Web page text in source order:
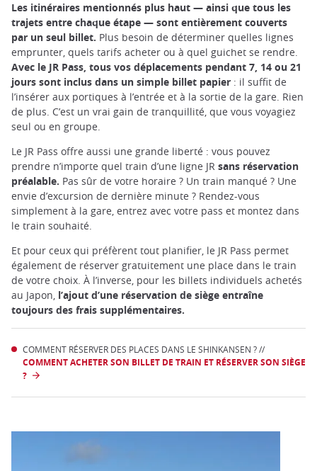
Les itinéraires mentionnés plus haut — ainsi que tous les
trajets entre chaque étape — sont entièrement couverts
par un seul billet. Plus besoin de déterminer quelles lignes
emprunter, quels tarifs acheter ou à quel guichet se rendre.
Avec le JR Pass, tous vos déplacements pendant 7, 14 ou 21
jours sont inclus dans un simple billet papier : il suffit de
l’insérer aux portiques à l’entrée et à la sortie de la gare. Rien
de plus. C’est un vrai gain de tranquillité, que vous voyagiez
seul ou en groupe.
Le JR Pass offre aussi une grande liberté : vous pouvez
prendre n’importe quel train d’une ligne JR sans réservation
préalable. Pas sûr de votre horaire ? Un train manqué ? Une
envie d’excursion de dernière minute ? Rendez-vous
simplement à la gare, entrez avec votre pass et montez dans
le train souhaité.
Et pour ceux qui préfèrent tout planifier, le JR Pass permet
également de réserver gratuitement une place dans le train
de votre choix. À l’inverse, pour les billets individuels achetés
au Japon, l’ajout d’une réservation de siège entraîne
toujours des frais supplémentaires.
COMMENT RÉSERVER DES PLACES DANS LE SHINKANSEN ? //
COMMENT ACHETER SON BILLET DE TRAIN ET RÉSERVER SON SIÈGE
?